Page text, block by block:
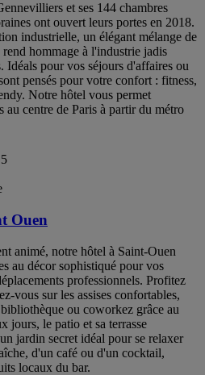
et ses 144 chambres
ont ouvert leurs portes en 2018.
industrielle, un élégant mélange de
hommage à l'industrie jadis
Idéals pour vos séjours d'affaires ou
pensés pour votre confort : fitness,
Notre hôtel vous permet
au centre de Paris à partir du métro
Ouen
animé, notre hôtel à Saint-Ouen
au décor sophistiqué pour vos
professionnels. Profitez
vous sur les assises confortables,
ou coworkez grâce au
jours, le patio et sa terrasse
jardin secret idéal pour se relaxer
d'un café ou d'un cocktail,
locaux du bar.